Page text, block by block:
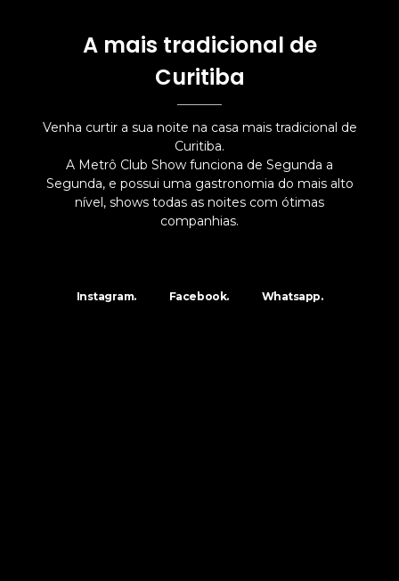
A mais tradicional de
Curitiba
Venha curtir a sua noite na casa mais tradicional de
Curitiba.
A Metrô Club Show funciona de Segunda a
Segunda, e possui uma gastronomia do mais alto
nível, shows todas as noites com ótimas
companhias.
Instagram. Facebook. Whatsapp.